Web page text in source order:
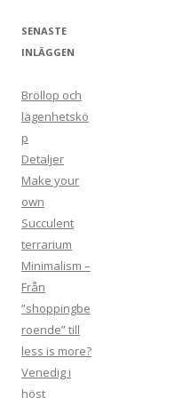
:
SENASTE
INLÄGGEN
Bröllop och
lägenhetskö
p
Detaljer
Make your
own
Succulent
terrarium
Minimalism –
Från
”shoppingbe
roende” till
less is more?
Venedig i
höst